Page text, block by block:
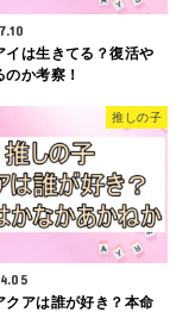
イは生きてる？復活や
か考察！
推しの子
クアは誰が好き？本命